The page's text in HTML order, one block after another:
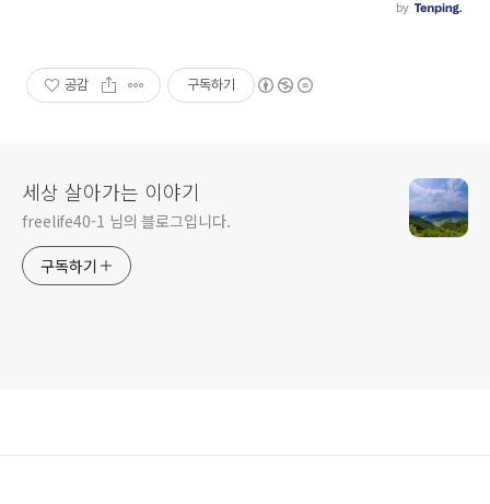
공감 구독하기
세상 살아가는 이야기
freelife40-1 님의 블로그입니다.
구독하기